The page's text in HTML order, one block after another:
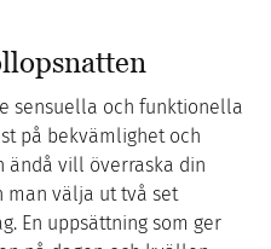
sensuella och funktionella
på bekvämlighet och
ändå vill överraska din
man välja ut två set
En uppsättning som ger